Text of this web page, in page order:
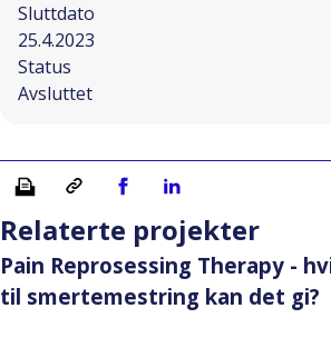
Sluttdato
25.4.2023
Status
Avsluttet
Skriv ut Kopiera länkDel på Facebook
Del på Linkedin
Relaterte projekter
Pain Reprosessing Therapy -
til smertemestring kan det gi?